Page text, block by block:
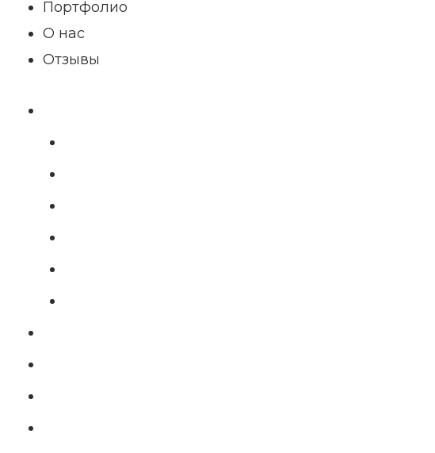
Портфолио
О нас
Отзывы